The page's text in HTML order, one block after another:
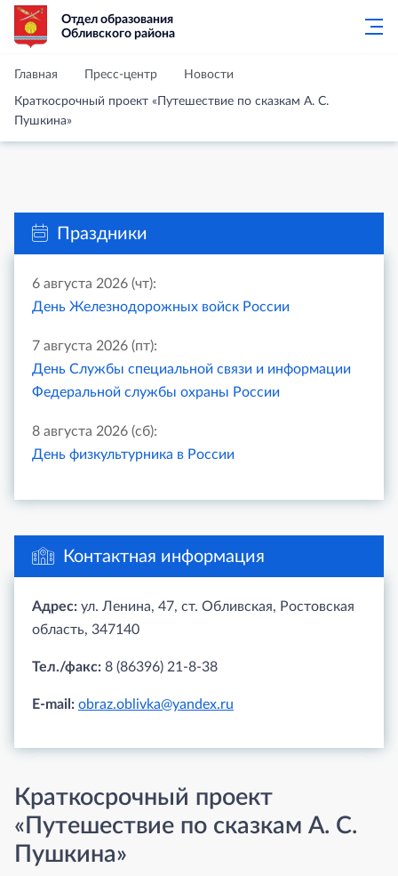
Отдел образования
Обливского района
Главная Пресс-центр Новости
Краткосрочный проект «Путешествие по сказкам А. С.
Пушкина»
Праздники
6 августа 2026 (чт):
День Железнодорожных войск России
7 августа 2026 (пт):
День Службы специальной связи и информации
Федеральной службы охраны России
8 августа 2026 (сб):
День физкультурника в России
Контактная информация
Адрес: ул. Ленина, 47, ст. Обливская, Ростовская
область, 347140
Тел./факс: 8 (86396) 21-8-38
E-mail: obraz.oblivka@yandex.ru
Краткосрочный проект
«Путешествие по сказкам А. С.
Пушкина»